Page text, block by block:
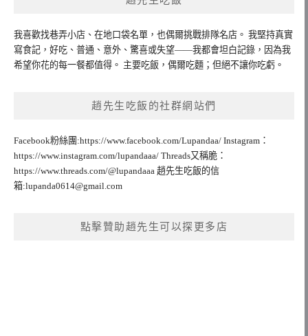
我喜歡找巷弄小店、在地口袋名單，也偶爾挑戰排隊名店。 我堅持真實
寫食記，好吃、普通、意外、驚喜或失望——我都會坦白記錄，因為我
希望你花的每一餐都值得。 主要吃飯，偶爾吃麵；但絕不讓你吃虧。
趙先生吃飯的社群網站們
Facebook粉絲團:https://www.facebook.com/Lupandaa/ Instagram：
https://www.instagram.com/lupandaaa/ Threads又稱脆：
https://www.threads.com/@lupandaaa 趙先生吃飯的信
箱:lupanda0614@gmail.com
點擊贊助趙先生可以探更多店